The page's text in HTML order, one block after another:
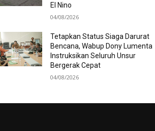
El Nino
04/08/2026
Tetapkan Status Siaga Darurat
Bencana, Wabup Dony Lumenta
Instruksikan Seluruh Unsur
Bergerak Cepat
04/08/2026